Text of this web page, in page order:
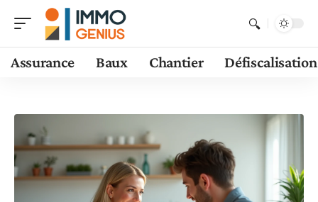
Assurance Baux Chantier Défiscalisation